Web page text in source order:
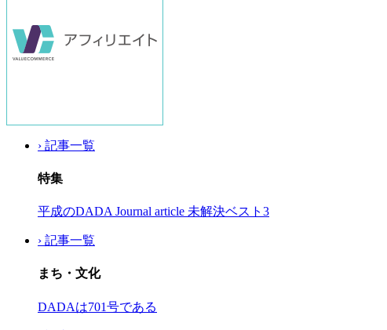
› 記事一覧
特集
平成のDADA Journal article 未解決ベスト3
› 記事一覧
まち・文化
DADAは701号である